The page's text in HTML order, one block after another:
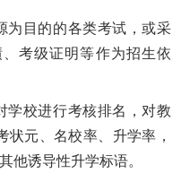
为目的的各类考试，或采
考级证明等作为招生依
学校进行考核排名，对教
状元、名校率、升学率，
他诱导性升学标语。